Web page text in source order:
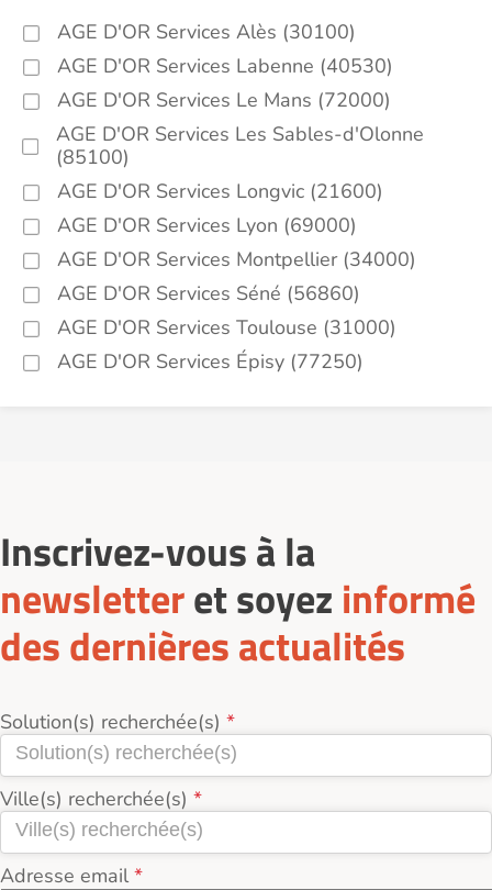
AGE D'OR Services Alès (30100)
AGE D'OR Services Labenne (40530)
AGE D'OR Services Le Mans (72000)
AGE D'OR Services Les Sables-d'Olonne
(85100)
AGE D'OR Services Longvic (21600)
AGE D'OR Services Lyon (69000)
AGE D'OR Services Montpellier (34000)
AGE D'OR Services Séné (56860)
AGE D'OR Services Toulouse (31000)
AGE D'OR Services Épisy (77250)
Inscrivez-vous à la
newsletteret soyez informé
des dernières actualités
Solution(s) recherchée(s)
Ville(s) recherchée(s)
Adresse email